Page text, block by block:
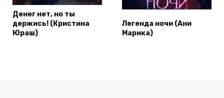
Денег нет, но ты
держись! (Кристина
Юраш)
Легенда ночи (Ани
Марика)